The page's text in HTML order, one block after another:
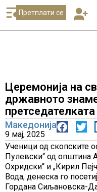
Претплати се
Церемонија на
државното
Македонија
9 мај, 2025
Ученици од скопските
Пулевски“ од општина
Охридски“ и „Кирил
Вода, денеска го
Гордана Сиљановска-